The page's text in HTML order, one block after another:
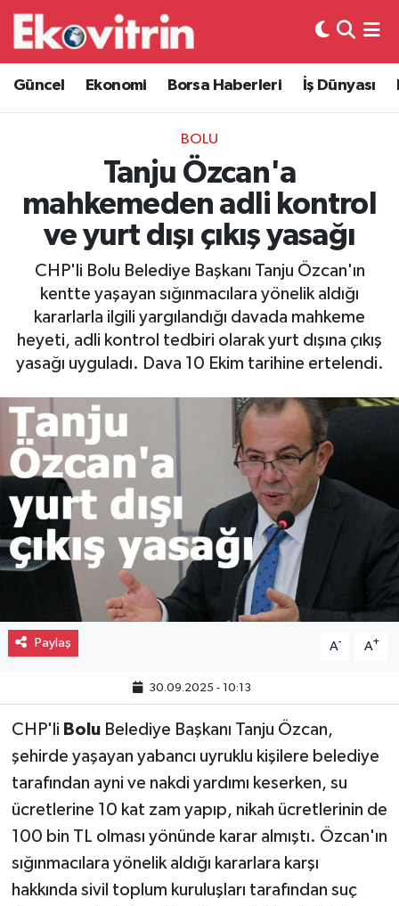
Güncel Ekonomi Borsa Haberleri İş Dünyası
BOLU
Tanju Özcan'a
mahkemeden adli kontrol
ve yurt dışı çıkış yasağı
CHP'li Bolu Belediye Başkanı Tanju Özcan'ın
kentte yaşayan sığınmacılara yönelik aldığı
kararlarla ilgili yargılandığı davada mahkeme
heyeti, adli kontrol tedbiri olarak yurt dışına çıkış
yasağı uyguladı. Dava 10 Ekim tarihine ertelendi.
Paylaş A- A+
30.09.2025 - 10:13
CHP'li BoluBelediye Başkanı Tanju Özcan,
şehirde yaşayan yabancı uyruklu kişilere belediye
tarafından ayni ve nakdi yardımı keserken, su
ücretlerine 10 kat zam yapıp, nikah ücretlerinin de
100 bin TL olması yönünde karar almıştı. Özcan'ın
sığınmacılara yönelik aldığı kararlara karşı
hakkında sivil toplum kuruluşları tarafından suç
Güncel
Ekonomi
Borsa Haberleri
İş Dünyası
Lojistik
Otovitrin
Asayiş
Gayrimenkul
Spor
Eğitim
Hava Durumu
Trafik Durumu
Süper Lig Puan Durumu ve Fikstür
Tüm Manşetler
Son Dakika Haberleri
Haber Arşivi